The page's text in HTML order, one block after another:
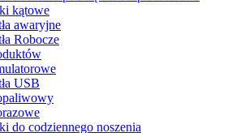
kątowe
awaryjne
Robocze
USB
do codziennego noszenia